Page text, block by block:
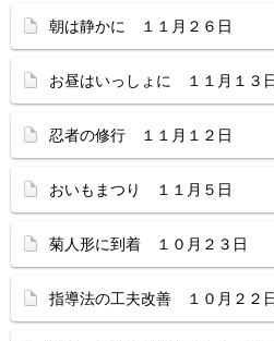
朝は静かに １１月２６日
お昼はいっしょに １１月１３
忍者の修行 １１月１２日
おいもまつり １１月５日
菊人形に到着 １０月２３日
指導法の工夫改善 １０月２２